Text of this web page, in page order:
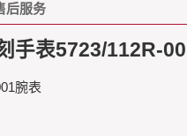
后服务
手表5723/112R-
腕表